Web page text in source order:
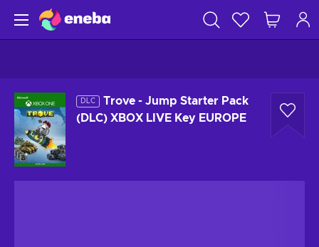
DLC
Trove - Jump Starter Pack
(DLC) XBOX LIVE Key EUROPE